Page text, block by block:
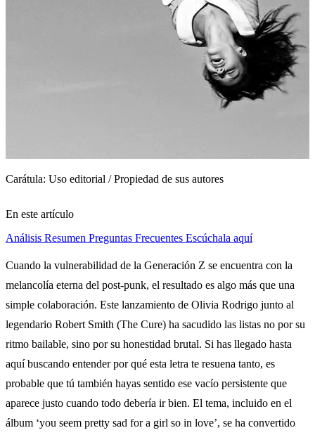
Carátula: Uso editorial / Propiedad de sus autores
En este artículo
Análisis Resumen Preguntas Frecuentes Escúchala aquí
Cuando la vulnerabilidad de la Generación Z se encuentra con la
melancolía eterna del post-punk, el resultado es algo más que una
simple colaboración. Este lanzamiento de Olivia Rodrigo junto al
legendario Robert Smith (The Cure) ha sacudido las listas no por su
ritmo bailable, sino por su honestidad brutal. Si has llegado hasta
aquí buscando entender por qué esta letra te resuena tanto, es
probable que tú también hayas sentido ese vacío persistente que
aparece justo cuando todo debería ir bien. El tema, incluido en el
álbum ‘you seem pretty sad for a girl so in love’, se ha convertido